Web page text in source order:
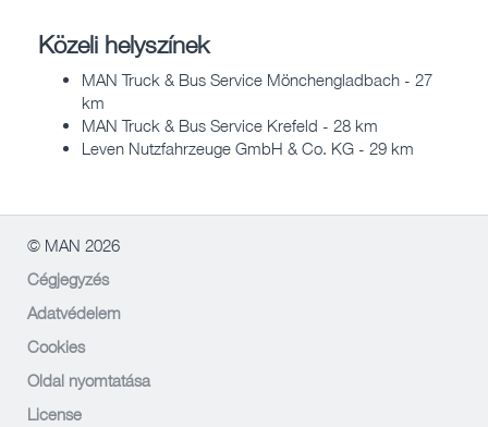
Közeli helyszínek
MAN Truck & Bus Service Mönchengladbach - 27
km
MAN Truck & Bus Service Krefeld - 28 km
Leven Nutzfahrzeuge GmbH & Co. KG - 29 km
© MAN 2026
Cégjegyzés
Adatvédelem
Cookies
Oldal nyomtatása
License